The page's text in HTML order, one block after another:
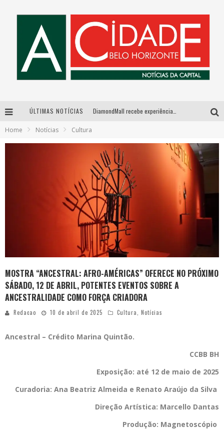
ÚLTIMAS NOTÍCIAS
Exposição “Habitante – Registros de um Bolinho pela Cidade”, de Raquel Bolinho, ocupa a PQNA Galeria Pedro Moraleida, no Palácio das Artes
Home Notícias Cultura
MOSTRA “ANCESTRAL: AFRO-AMÉRICAS” OFERECE NO PRÓXIMO
SÁBADO, 12 DE ABRIL, POTENTES EVENTOS SOBRE A
ANCESTRALIDADE COMO FORÇA CRIADORA
Redacao 10 de abril de 2025 Cultura, Notícias
Ancestral – Crédito Marina Quintão.
CCBB BH
Exposição: até 12 de maio de 2025
Curadoria: Ana Beatriz Almeida e Renato Araújo da Silva
Direção Artística: Marcello Dantas
Produção: Magnetoscópio